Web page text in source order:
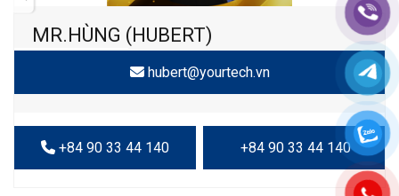
MR.HÙNG (HUBERT)
hubert@yourtech.vn
+84 90 33 44 140 +84 90 33 44 140